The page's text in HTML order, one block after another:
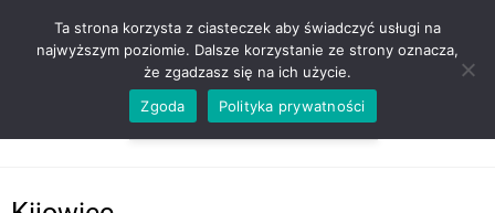
ZADZWOŃ TEL. 600 352 938
Ta strona korzysta z ciasteczek aby świadczyć usługi na
najwyższym poziomie. Dalsze korzystanie ze strony oznacza,
że zgadzasz się na ich użycie.
Zgoda
Polityka prywatności